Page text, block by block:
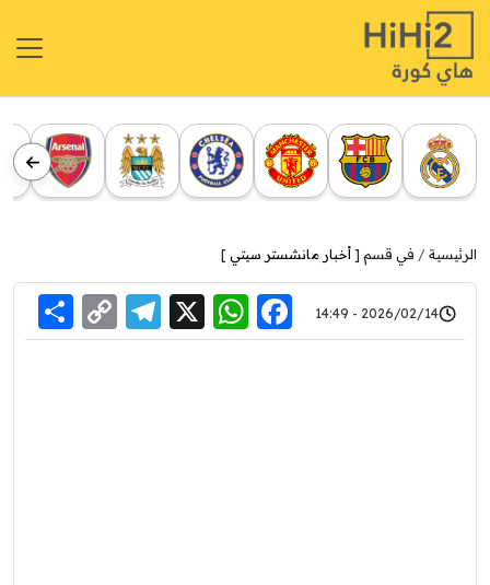
الرئيسية في قسم [ أخبار مانشستر سيتي ]
2026/02/14 - 14:49
Facebook
WhatsApp
X
Link